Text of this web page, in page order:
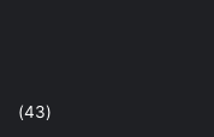
(43)